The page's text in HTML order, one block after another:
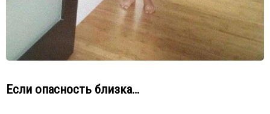
Если опасность близка…